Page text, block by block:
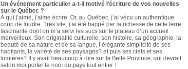
Un événement particulier a-t-il motivé l’écriture de vos nouvelles
sur le Québec ?
À qui j’aime, j’aime écrire. Or, au Québec, j’ai vécu un authentique
coup de foudre. Très vite, j’ai été happé par la richesse de cette terre
fascinante dont on m’a servi les sucs sur le plateau d’un accueil
merveilleux. Son originalité culturelle, son histoire, sa géographie, la
beauté de sa nature et de sa langue, l’élégante simplicité de ses
habitants, la variété de ses paysages? et puis ses ciels et ses
lumières? Il y avait beaucoup à dire sur la Belle Province, qui devrait
selon moi porter le nom du pays tout entier !